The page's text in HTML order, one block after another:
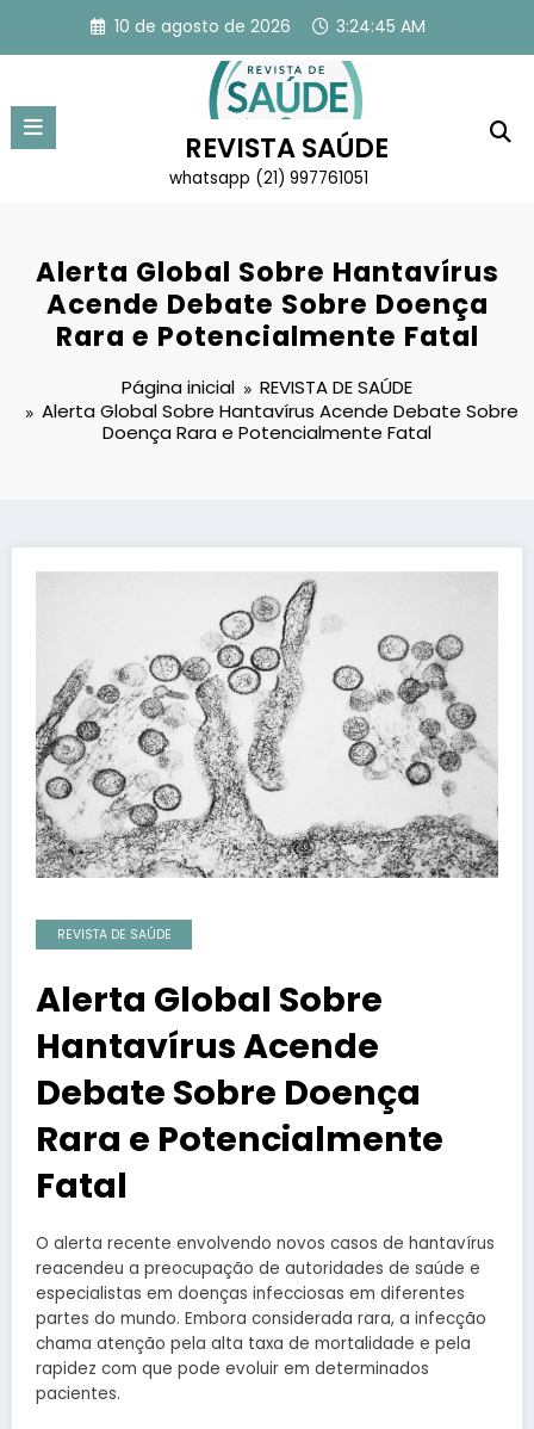
o
10 de agosto de 2026 3:24:45 AM
REVISTA SAÚDE
whatsapp (21) 997761051
Alerta Global Sobre Hantavírus
Acende Debate Sobre Doença
Rara e Potencialmente Fatal
Página inicial
REVISTA DE SAÚDE
Alerta Global Sobre Hantavírus Acende Debate Sobre
Doença Rara e Potencialmente Fatal
REVISTA DE SAÚDE
Alerta Global Sobre
Hantavírus Acende
Debate Sobre Doença
Rara e Potencialmente
Fatal
O alerta recente envolvendo novos casos de hantavírus
reacendeu a preocupação de autoridades de saúde e
especialistas em doenças infecciosas em diferentes
partes do mundo. Embora considerada rara, a infecção
chama atenção pela alta taxa de mortalidade e pela
rapidez com que pode evoluir em determinados
pacientes.